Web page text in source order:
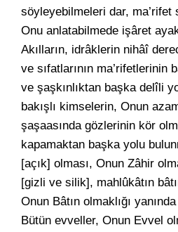
söyleyebilmeleri dar, ma’rifet
Onu anlatabilmede işâret
Akılların, idrâklerin nihâî
ve sıfatlarının ma’rifetlerinin
ve şaşkınlıktan başka delîli
bakışlı kimselerin, Onun
şaşaasında gözlerinin kör
kapamaktan başka yolu
[açık] olması, Onun Zâhir
[gizli ve silik], mahlûkâtın
Onun Bâtın olmaklığı
Bütün evveller, Onun Evvel